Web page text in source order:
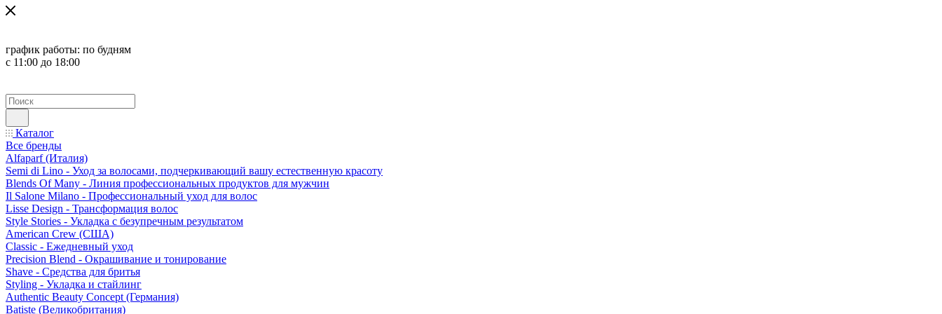
график работы: по будням
с 11:00 до 18:00
Каталог
Все бренды
Alfaparf (Италия)
Semi di Lino - Уход за волосами, подчеркивающий вашу естественную красоту
Blends Of Many - Линия профессиональных продуктов для мужчин
Il Salone Milano - Профессиональный уход для волос
Lisse Design - Трансформация волос
Style Stories - Укладка с безупречным результатом
American Crew (США)
Classic - Ежедневный уход
Precision Blend - Окрашивание и тонирование
Shave - Средства для бритья
Styling - Укладка и стайлинг
Authentic Beauty Concept (Германия)
Batiste (Великобритания)